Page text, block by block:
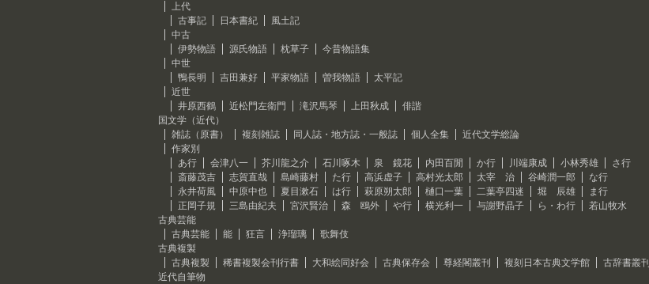
上代
古事記
日本書紀
風土記
中古
伊勢物語
源氏物語 枕草子
今昔物語集
中世
鴨長明
吉田兼好 平家物語 曽我物語
太平記
近世
井原西鶴
近松門左衛門 滝沢馬琴 上田秋成
俳諧
国文学（近代）
雑誌（原書）
複刻雑誌 同人誌・地方誌・一般誌 個人全集
近代文学総論
作家別
あ行
会津八一 芥川龍之介 石川啄木 泉 鏡花 内田百閒 か行 川端康成 小林秀雄
さ行
斎藤茂吉
志賀直哉 島崎藤村 た行 高浜虚子 高村光太郎 太宰 治 谷崎潤一郎
な行
永井荷風
中原中也 夏目漱石 は行 萩原朔太郎 樋口一葉 二葉亭四迷 堀 辰雄
ま行
正岡子規
三島由紀夫 宮沢賢治 森 鴎外 や行 横光利一 与謝野晶子 ら・わ行
若山牧水
古典芸能
古典芸能
能 狂言 浄瑠璃
歌舞伎
古典複製
古典複製
稀書複製会刊行書 大和絵同好会 古典保存会 尊経閣叢刊 複刻日本古典文学館
古辞書叢刊
近代自筆物